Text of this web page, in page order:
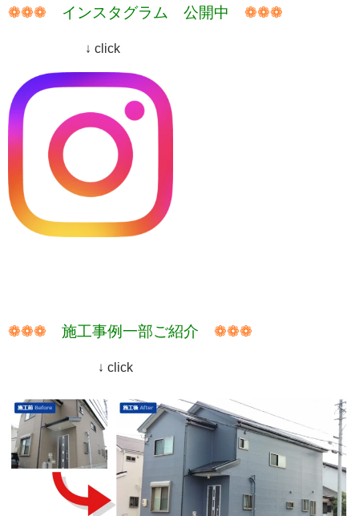
❁❁❁ インスタグラム 公開中 ❁❁❁
↓ click
❁❁❁ 施工事例一部ご紹介 ❁❁❁
↓ click